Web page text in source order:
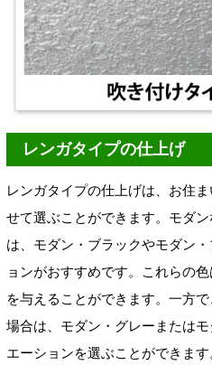
レンガタイプの仕上げ
レンガタイプの仕上げは、お住
せて選ぶことができます。モダ
は、モダン・ブラックやモダン
ョンがおすすめです。これらの
を与えることができます。一方
場合は、モダン・グレーまたは
エーションを選ぶことができま